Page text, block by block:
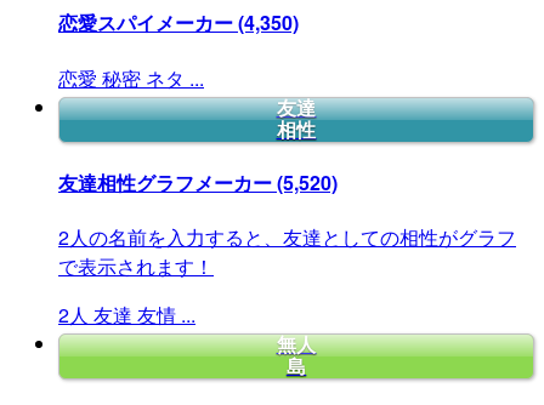
恋愛スパイメーカー(4,350)
恋愛 秘密 ネタ ...
友達
相性
友達相性グラフメーカー(5,520)
2人の名前を入力すると、友達としての相性がグラフ
で表示されます！
2人 友達 友情 ...
無人
島